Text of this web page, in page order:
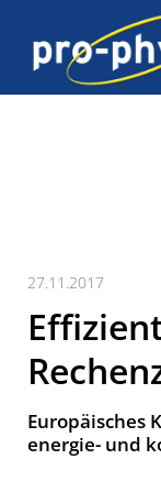
27.11.2017
Europäisches
energie- und